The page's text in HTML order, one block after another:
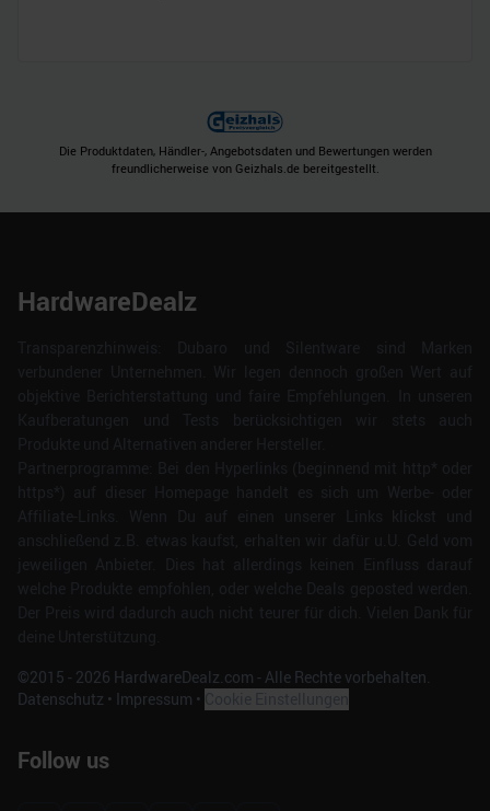
Die Produktdaten, Händler-, Angebotsdaten und Bewertungen werden
freundlicherweise von Geizhals.de bereitgestellt.
HardwareDealz
©2015 - 2026 HardwareDealz.com - Alle Rechte vorbehalten.
Datenschutz • Impressum •
Follow us